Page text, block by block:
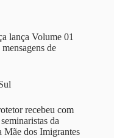
lança Volume 01
de
recebeu com
da
Mãe dos Imigrantes